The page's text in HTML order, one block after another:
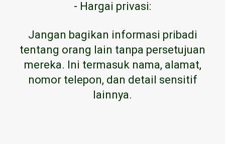
- Hargai privasi:
Jangan bagikan informasi pribadi
tentang orang lain tanpa persetujuan
mereka. Ini termasuk nama, alamat,
nomor telepon, dan detail sensitif
lainnya.